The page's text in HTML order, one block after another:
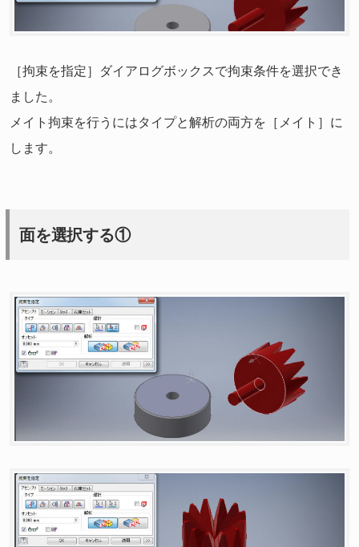
［拘束を指定］ダイアログボックスで拘束条件を選択でき
ました。
メイト拘束を行うにはタイプと解析の両方を［メイト］に
します。
面を選択する①